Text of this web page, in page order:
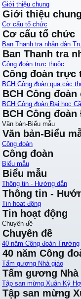
Giới thiệu chung
Giới thiệu chung
Cơ cấu tổ chức
Cơ cấu tổ chức
Ban Thanh tra nhân dân
Ban Thanh tra
Công đoàn trực thuộc
Công đoàn trực
BCH Công đoàn qua các
BCH Công
BCH Công đoàn Đại học
BCH Công
Văn bản-Biểu mẫu
Văn bản-Biểu
Công đoàn
Công đoàn
Biểu mẫu
Biểu mẫu
Thông tin - Hướng dẫn
Thông tin -
Tin hoạt động
Tin hoạt động
Chuyên đề
Chuyên đề
40 năm Công đoàn Trường
40 năm Công
Tấm gương Nhà giáo
Tấm gương Nhà
Tập san mừng Xuân Kỷ
Tập san mừng